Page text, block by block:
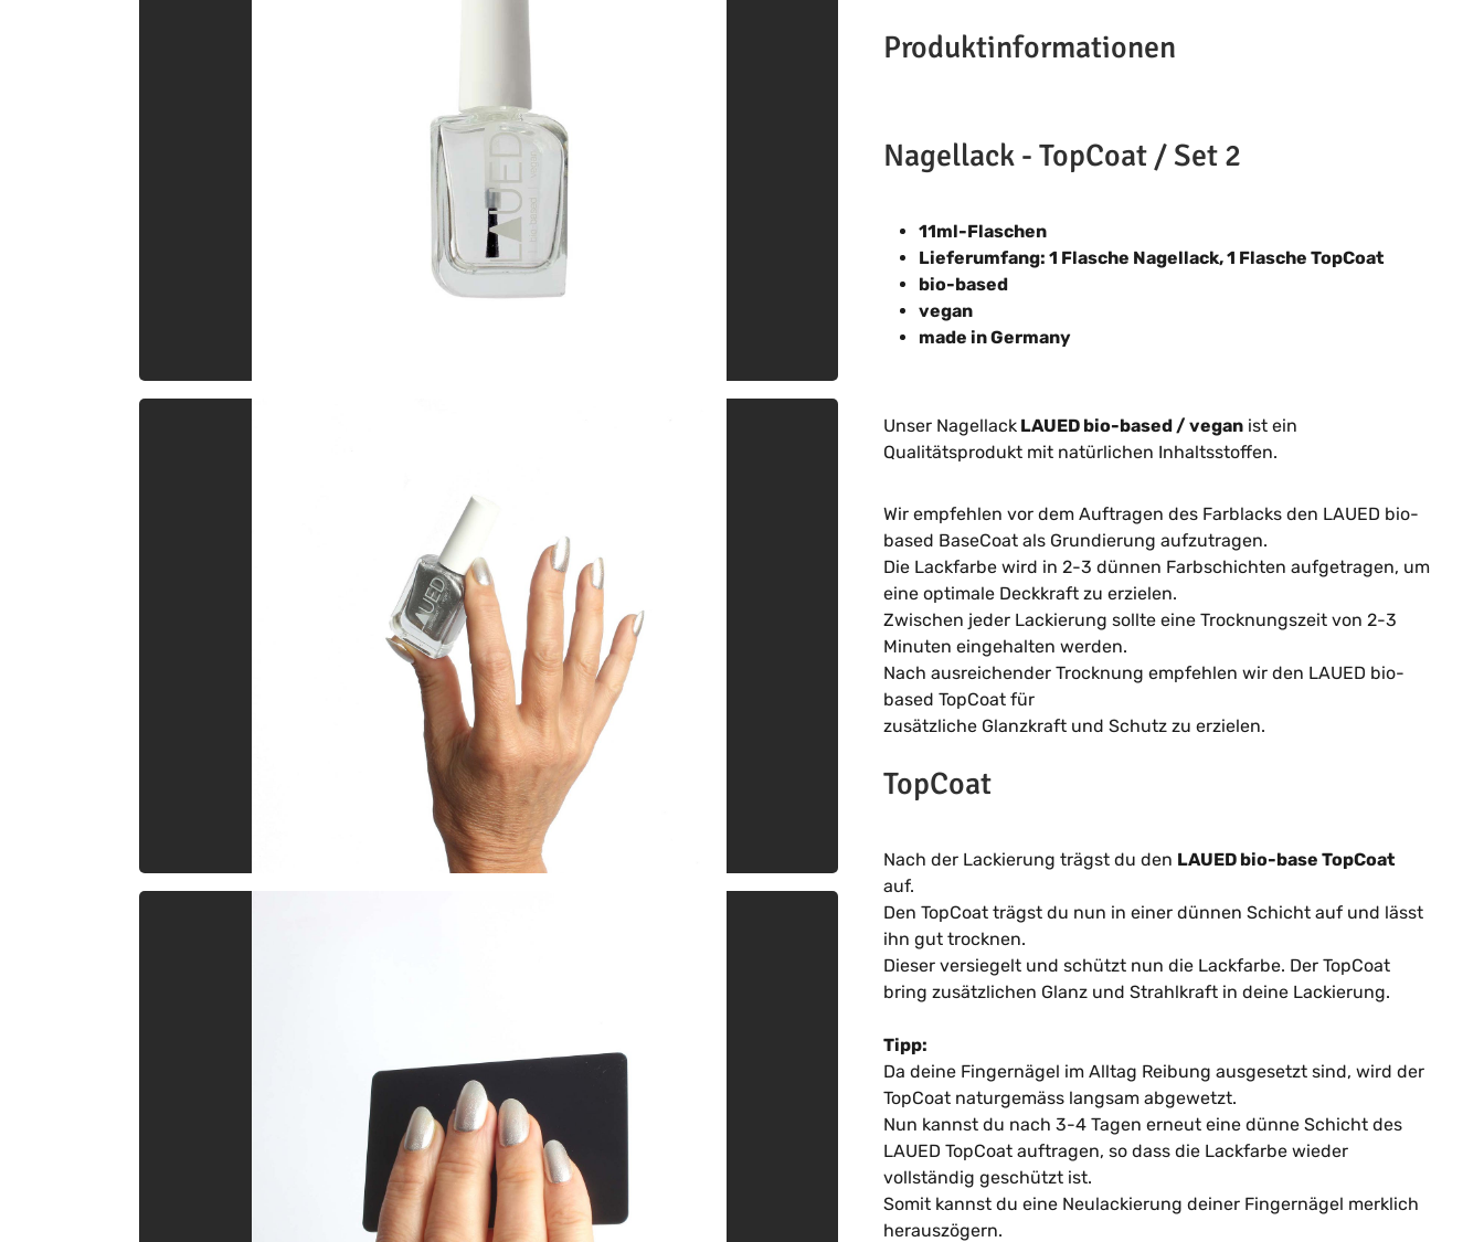
Produktinformationen
Nagellack - TopCoat / Set 2
11ml-Flaschen
Lieferumfang: 1 Flasche Nagellack, 1 Flasche TopCoat
bio-based
vegan
made in Germany
Unser NagellackLAUED bio-based / veganist ein
Qualitätsprodukt mit natürlichen Inhaltsstoffen.
Wir empfehlen vor dem Auftragen des Farblacks den LAUED bio-
based BaseCoat als Grundierung aufzutragen.
Die Lackfarbe wird in 2-3 dünnen Farbschichten aufgetragen, um
eine optimale Deckkraft zu erzielen.
Zwischen jeder Lackierung sollte eine Trocknungszeit von 2-3
Minuten eingehalten werden.
Nach ausreichender Trocknung empfehlen wir den LAUED bio-
based TopCoat für
zusätzliche Glanzkraft und Schutz zu erzielen.
TopCoat
Nach der Lackierung trägst du den LAUED bio-base TopCoat
auf.
Den TopCoat trägst du nun in einer dünnen Schicht auf und lässt
ihn gut trocknen.
Dieser versiegelt und schützt nun die Lackfarbe. Der TopCoat
bring zusätzlichen Glanz und Strahlkraft in deine Lackierung.
Tipp:
Da deine Fingernägel im Alltag Reibung ausgesetzt sind, wird der
TopCoat naturgemäss langsam abgewetzt.
Nun kannst du nach 3-4 Tagen erneut eine dünne Schicht des
LAUED TopCoat auftragen, so dass die Lackfarbe wieder
vollständig geschützt ist.
Somit kannst du eine Neulackierung deiner Fingernägel merklich
herauszögern.